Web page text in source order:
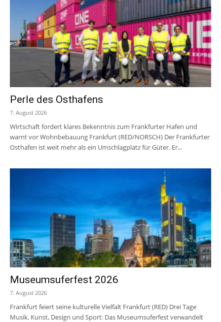
Perle des Osthafens
7. August 2026
Wirtschaft fordert klares Bekenntnis zum Frankfurter Hafen und
warnt vor Wohnbebauung Frankfurt (RED/NORSCH) Der Frankfurter
Osthafen ist weit mehr als ein Umschlagplatz für Güter. Er...
Museumsuferfest 2026
7. August 2026
Frankfurt feiert seine kulturelle Vielfalt Frankfurt (RED) Drei Tage
Musik, Kunst, Design und Sport: Das Museumsuferfest verwandelt